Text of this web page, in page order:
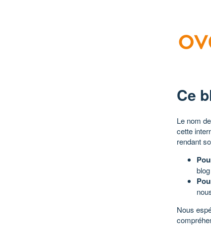
Ce
Le nom
cette
rendant
Nous